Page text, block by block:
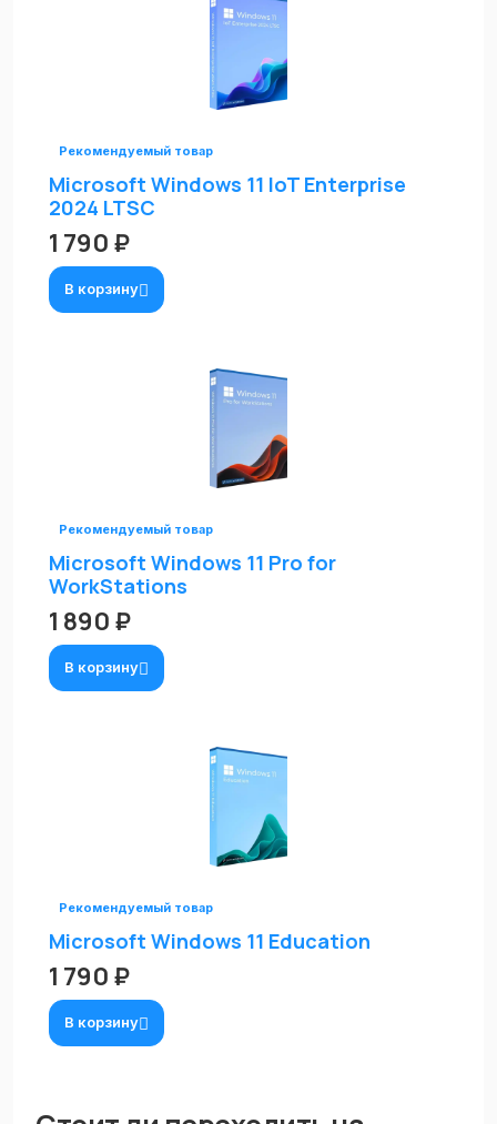
Рекомендуемый товар
Microsoft Windows 11 IoT Enterprise
2024 LTSC
1 790 ₽
В корзину
Рекомендуемый товар
Microsoft Windows 11 Pro for
WorkStations
1 890 ₽
В корзину
Рекомендуемый товар
Microsoft Windows 11 Education
1 790 ₽
В корзину